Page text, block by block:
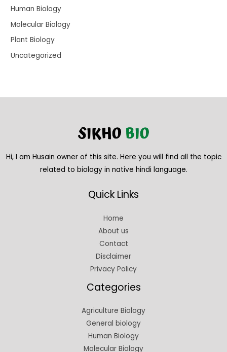
Human Biology
Molecular Biology
Plant Biology
Uncategorized
Hi, I am Husain owner of this site. Here you will find all the topic
related to biology in native hindi language.
Quick Links
Home
About us
Contact
Disclaimer
Privacy Policy
Categories
Agriculture Biology
General biology
Human Biology
Molecular Biology